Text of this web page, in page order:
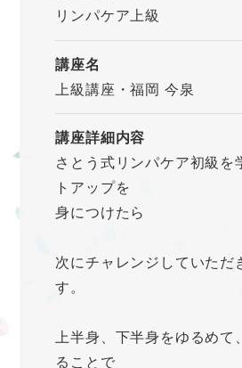
リンパケア上級
講座名
上級講座・福岡 今泉
講座詳細内容
さとう式リンパケア初級を
トアップを
身につけたら
次にチャレンジしていただ
す。
上半身、下半身をゆるめて
ることで